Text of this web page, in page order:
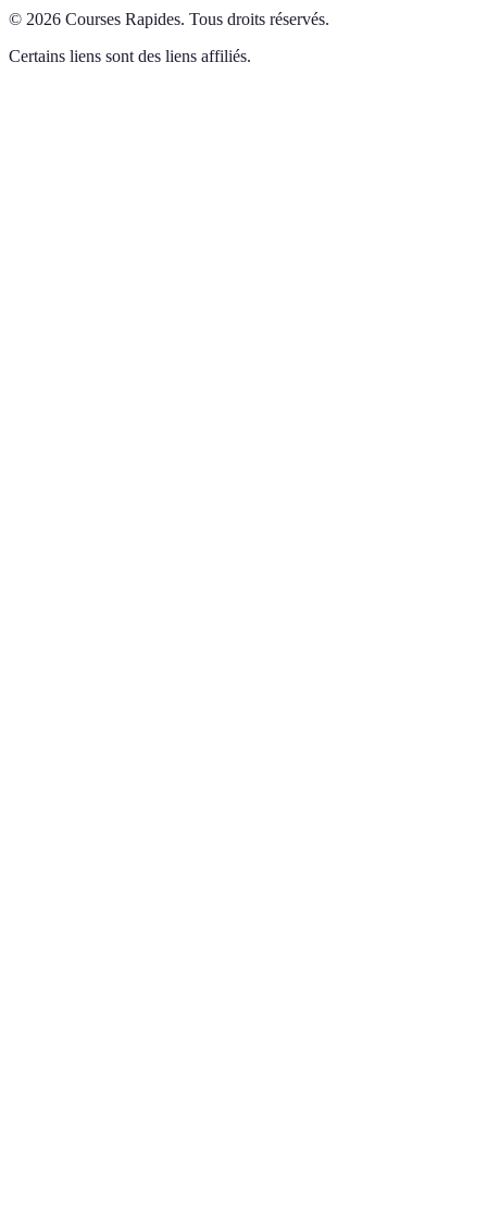
© 2026 Courses Rapides. Tous droits réservés.
Certains liens sont des liens affiliés.